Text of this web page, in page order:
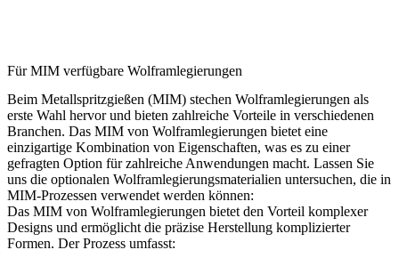
Für MIM verfügbare Wolframlegierungen
Beim Metallspritzgießen (MIM) stechen Wolframlegierungen als
erste Wahl hervor und bieten zahlreiche Vorteile in verschiedenen
Branchen. Das MIM von Wolframlegierungen bietet eine
einzigartige Kombination von Eigenschaften, was es zu einer
gefragten Option für zahlreiche Anwendungen macht. Lassen Sie
uns die optionalen Wolframlegierungsmaterialien untersuchen, die in
MIM-Prozessen verwendet werden können:
Das MIM von Wolframlegierungen bietet den Vorteil komplexer
Designs und ermöglicht die präzise Herstellung komplizierter
Formen. Der Prozess umfasst: